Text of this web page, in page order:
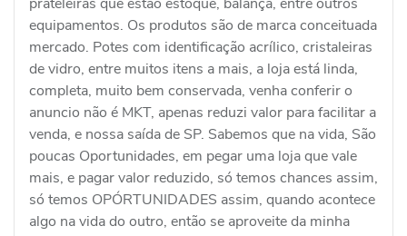
equipamentos. Os produtos são de marca conceituada
mercado. Potes com identificação acrílico, cristaleiras
de vidro, entre muitos itens a mais, a loja está linda,
completa, muito bem conservada, venha conferir o
anuncio não é MKT, apenas reduzi valor para facilitar a
venda, e nossa saída de SP. Sabemos que na vida, São
poucas Oportunidades, em pegar uma loja que vale
mais, e pagar valor reduzido, só temos chances assim,
só temos OPÓRTUNIDADES assim, quando acontece
algo na vida do outro, então se aproveite da minha